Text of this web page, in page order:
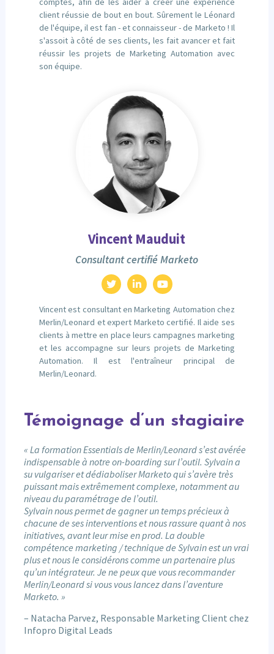
client réussie de bout en bout. Sûrement le Léonard
de l'équipe, il est fan - et connaisseur - de Marketo ! Il
s'assoit à côté de ses clients, les fait avancer et fait
réussir les projets de Marketing Automation avec
son équipe.
Vincent Mauduit
Consultant certifié Marketo
Vincent est consultant en Marketing Automation chez
Merlin/Leonard et expert Marketo certifié. Il aide ses
clients à mettre en place leurs campagnes marketing
et les accompagne sur leurs projets de Marketing
Automation. Il est l'entraîneur principal de
Merlin/Leonard.
Témoignage d’un stagiaire
« La formation Essentials de Merlin/Leonard s’est avérée
indispensable à notre on-boarding sur l’outil. Sylvain a
su vulgariser et dédiaboliser Marketo qui s’avère très
puissant mais extrêmement complexe, notamment au
niveau du paramétrage de l’outil.
Sylvain nous permet de gagner un temps précieux à
chacune de ses interventions et nous rassure quant à nos
initiatives, avant leur mise en prod. La double
compétence marketing / technique de Sylvain est un vrai
plus et nous le considérons comme un partenaire plus
qu’un intégrateur. Je ne peux que vous recommander
Merlin/Leonard si vous vous lancez dans l’aventure
Marketo. »
– Natacha Parvez, Responsable Marketing Client chez
Infopro Digital Leads